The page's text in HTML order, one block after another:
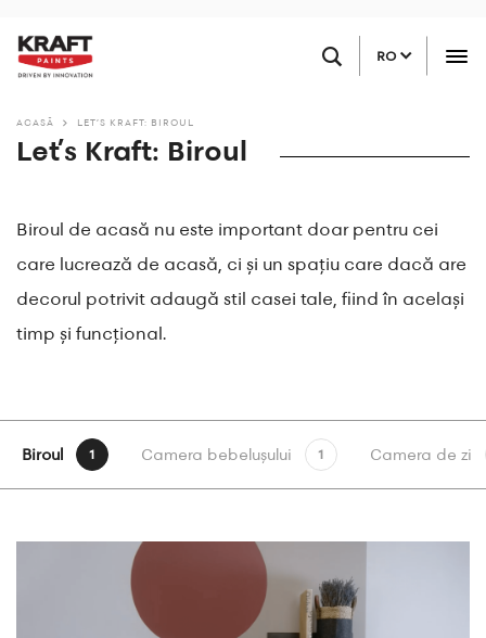
conținutul
RO
ACASĂ LET’S KRAFT: BIROUL
Let’s Kraft: Biroul
Biroul de acasă nu este important doar pentru cei
care lucrează de acasă, ci și un spațiu care dacă are
decorul potrivit adaugă stil casei tale, fiind în același
timp și funcțional.
Biroul 1 Camera bebelușului 1 Camera de zi